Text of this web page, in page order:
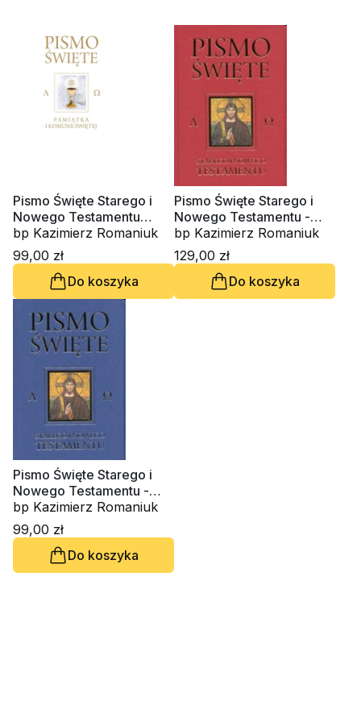
Pismo Święte Starego i
Nowego Testamentu
Kremowe - Pamiątka I
Komunia Świętej
bp Kazimierz Romaniuk
99,00 zł
Do koszyka
Pismo Święte Starego i
Nowego Testamentu -
Czerwona
bp Kazimierz Romaniuk
129,00 zł
Do koszyka
Pismo Święte Starego i
Nowego Testamentu -
Granatowe
bp Kazimierz Romaniuk
99,00 zł
Do koszyka